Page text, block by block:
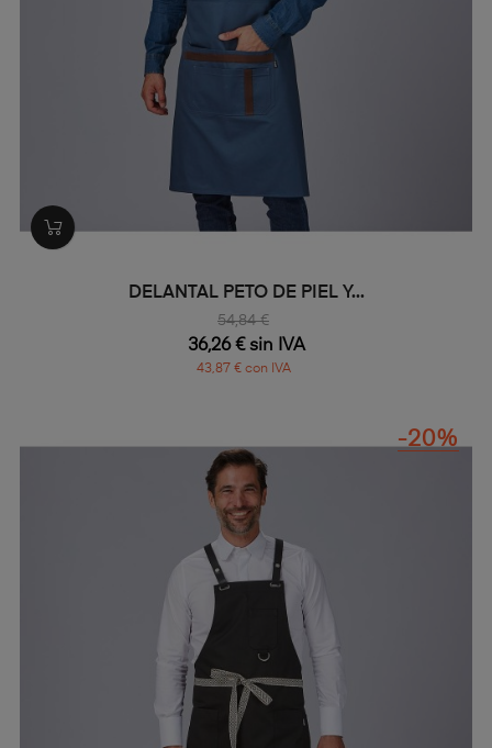
DELANTAL PETO DE PIEL Y...
54,84 €
36,26 € sin IVA
43,87 € con IVA
-20%